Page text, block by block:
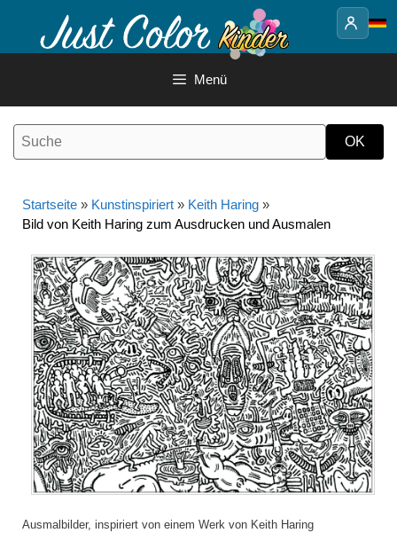
Inhalt
Menü
Startseite » Kunstinspiriert » Keith Haring »
Bild von Keith Haring zum Ausdrucken und Ausmalen
Ausmalbilder, inspiriert von einem Werk von Keith Haring